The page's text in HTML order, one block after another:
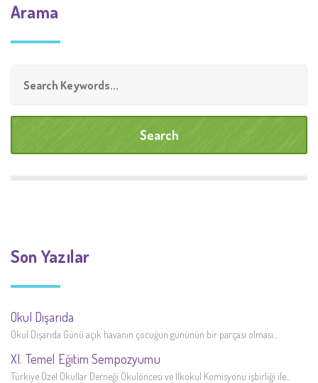
Arama
Son Yazılar
Okul Dışarıda
Okul Dışarıda Günü açık havanın çocuğun gününün bir parçası olması...
XI. Temel Eğitim Sempozyumu
Türkiye Özel Okullar Derneği Okulöncesi ve İlkokul Komisyonu işbirliği ile...